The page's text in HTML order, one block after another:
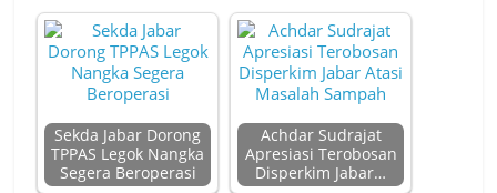
Sekda Jabar Dorong
TPPAS Legok Nangka
Segera Beroperasi
Achdar Sudrajat
Apresiasi Terobosan
Disperkim Jabar…